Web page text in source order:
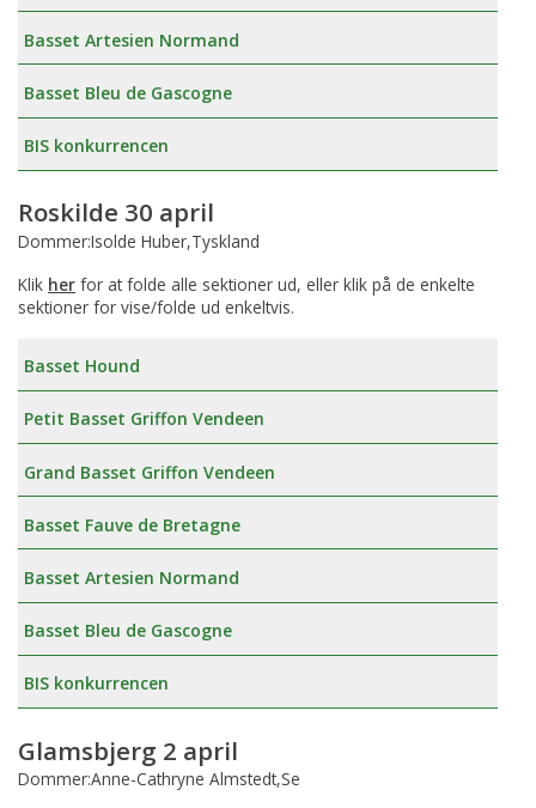
Basset Artesien Normand
Basset Bleu de Gascogne
BIS konkurrencen
Roskilde 30 april
Dommer:Isolde Huber,Tyskland
Klik her for at folde alle sektioner ud, eller klik på de enkelte
sektioner for vise/folde ud enkeltvis.
Basset Hound
Petit Basset Griffon Vendeen
Grand Basset Griffon Vendeen
Basset Fauve de Bretagne
Basset Artesien Normand
Basset Bleu de Gascogne
BIS konkurrencen
Glamsbjerg 2 april
Dommer:Anne-Cathryne Almstedt,Se